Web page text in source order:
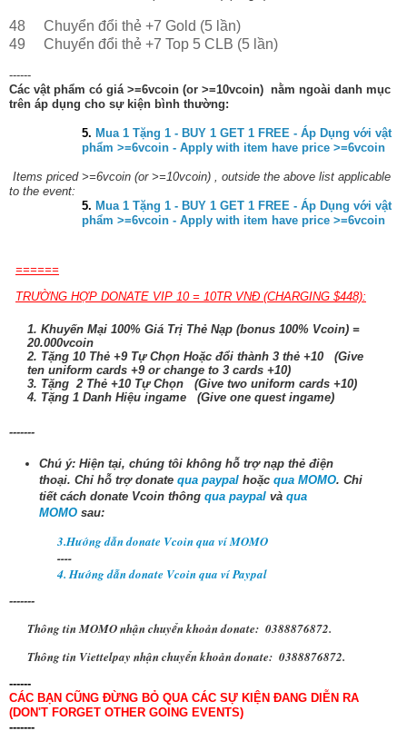
48 Chuyển đổi thẻ +7 Gold (5 lần)
49 Chuyển đổi thẻ +7 Top 5 CLB (5 lần)
------
Các vật phẩm có giá >=6vcoin (or >=10vcoin) nằm ngoài danh mục
trên áp dụng cho sự kiện bình thường:
5. Mua 1 Tặng 1 - BUY 1 GET 1 FREE - Áp Dụng với vật
phẩm >=6vcoin - Apply with item have price >=6vcoin
Items priced >=6vcoin (or >=10vcoin) , outside the above list applicable
to the event:
5. Mua 1 Tặng 1 - BUY 1 GET 1 FREE - Áp Dụng với vật
phẩm >=6vcoin - Apply with item have price >=6vcoin
======
TRƯỜNG HỢP DONATE VIP 10 = 10TR VNĐ (CHARGING $448):
1. Khuyến Mại 100% Giá Trị Thẻ Nạp (bonus 100% Vcoin) =
20.000vcoin
2. Tặng 10 Thẻ +9 Tự Chọn Hoặc đổi thành 3 thẻ +10 (Give
ten uniform cards +9 or change to 3 cards +10)
3. Tặng 2 Thẻ +10 Tự Chọn (Give two uniform cards +10)
4. Tặng 1 Danh Hiệu ingame (Give one quest ingame)
-------
Chú ý: Hiện tại, chúng tôi không hỗ trợ nạp thẻ điện
thoại. Chỉ hỗ trợ donate qua paypal hoặc qua MOMO. Chi
tiết cách donate Vcoin thông qua paypalvà qua
MOMOsau:
3.Hướng dẫn donate Vcoin qua ví MOMO
----
4. Hướng dẫn donate Vcoin qua ví Paypal
-------
Thông tin MOMO nhận chuyển khoản donate: 0388876872.
Thông tin Viettelpay nhận chuyển khoảndonate: 0388876872.
------
CÁC BẠN CŨNG ĐỪNG BỎ QUA CÁC SỰ KIỆN ĐANG DIỄN RA
(DON'T FORGET OTHER GOING EVENTS)
-------